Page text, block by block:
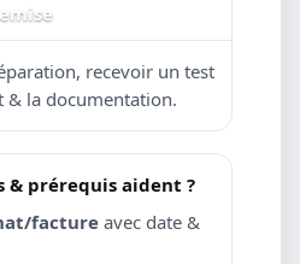
recevoir un test
& la documentation.
& prérequis aident ?
factureavec date &